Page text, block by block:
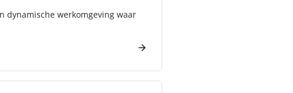
dynamische werkomgeving waar